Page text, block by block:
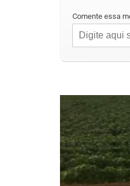
Comente essa